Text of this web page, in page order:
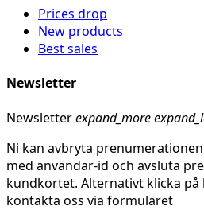
Prices drop
New products
Best sales
Newsletter
Newsletterexpand_more
Ni kan avbryta
med användar-id och avsluta
kundkortet. Alternativt klicka
kontakta oss via formuläret